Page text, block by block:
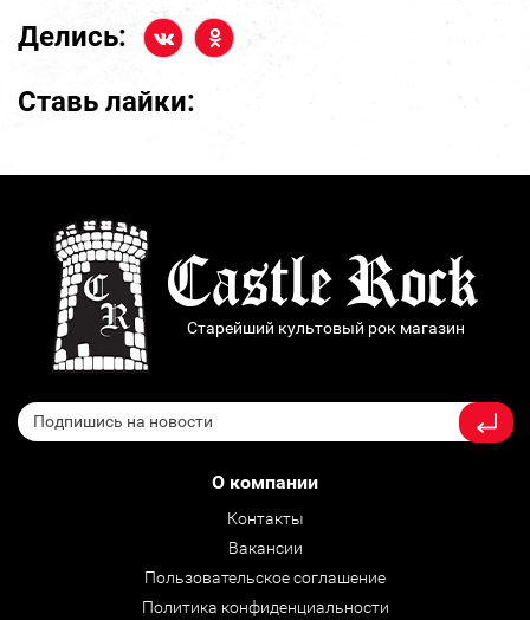
Делись:
Ставь лайки:
Старейший культовый рок магазин
О компании
Контакты
Вакансии
Пользовательское соглашение
Политика конфиденциальности